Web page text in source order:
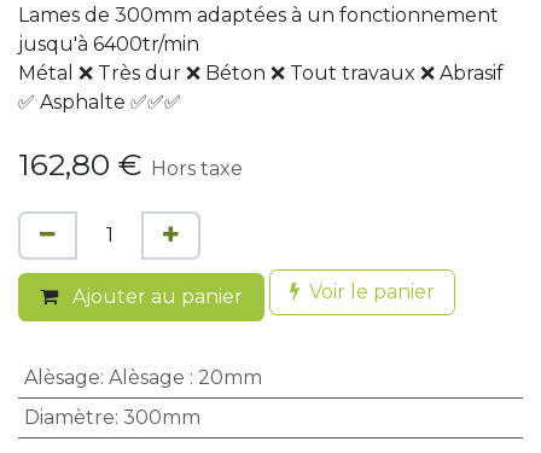
Lames de 300mm adaptées à un fonctionnement
jusqu'à 6400tr/min
Métal ❌ Très dur ❌ Béton ❌ Tout travaux ❌ Abrasif
✅ Asphalte ✅✅✅
162,80 € Hors taxe
Ajouter au panier Voir le panier
Alèsage: Alèsage : 20mm
Diamètre: 300mm